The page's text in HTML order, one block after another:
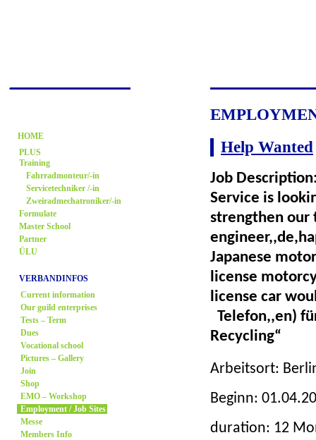
HOME
PLUS
Training
Fahrradmonteur/-in
Servicetechniker /-in
Zweiradmechatroniker/-in
Formulate
Master School
Partner
ÜLU
VERBANDINFOS
Current information
Our guild enterprises
Tests – Term
Dues
Vocational school
Pictures – Gallery
Join
Shop
EMO – Workshop
Employment / Job Sites
Messe
Members Info
Help Wanted
Job
Service is
strengthen our
Japanese
license
license car
Telefon,,en)
Recycling“
Arbeitsort:
Beginn:
duration: 12